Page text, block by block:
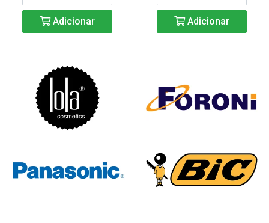
Adicionar Adicionar